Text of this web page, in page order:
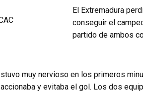
El Extremadura
conseguir el
partido de ambos
muy nervioso en los primeros
y evitaba el gol. Los dos